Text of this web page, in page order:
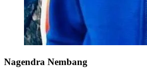
Nagendra Nembang